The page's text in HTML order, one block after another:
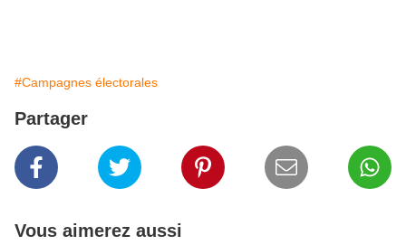
#Campagnes électorales
Partager
Vous aimerez aussi